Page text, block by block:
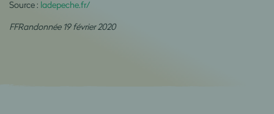
Source : ladepeche.fr/
FFRandonnée 19 février 2020